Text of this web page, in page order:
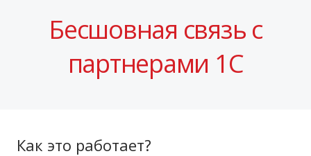
Бесшовная связь с
партнерами 1С
Как это работает?